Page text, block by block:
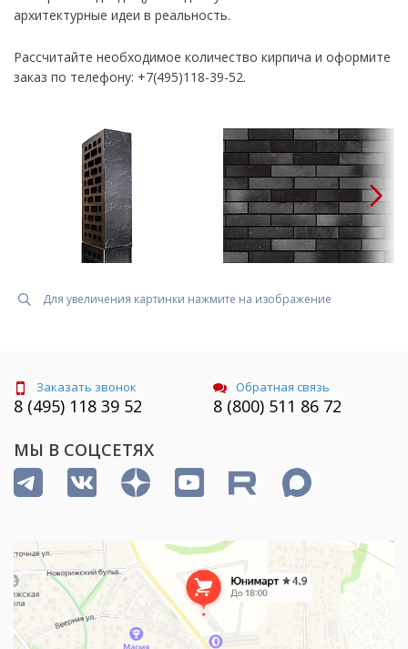
архитектурные идеи в реальность.
Рассчитайте необходимое количество кирпича и оформите
заказ по телефону: +7(495)118-39-52.
Для увеличения картинки нажмите на изображение
Заказать звонок
8 (495) 118 39 52
Обратная связь
8 (800) 511 86 72
МЫ В СОЦСЕТЯХ